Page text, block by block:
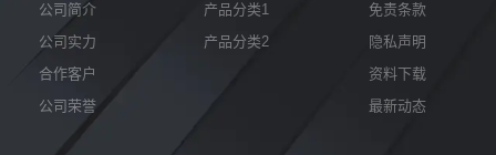
公司简介
公司实力
合作客户
公司荣誉
产品分类1
产品分类2
免责条款
隐私声明
资料下载
最新动态